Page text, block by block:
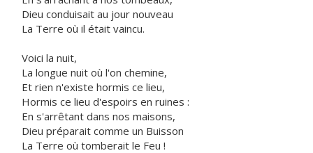
Dieu conduisait au jour nouveau
La Terre où il était vaincu.
Voici la nuit,
La longue nuit où l'on chemine,
Et rien n'existe hormis ce lieu,
Hormis ce lieu d'espoirs en ruines :
En s'arrêtant dans nos maisons,
Dieu préparait comme un Buisson
La Terre où tomberait le Feu !